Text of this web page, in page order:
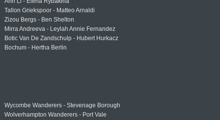
Tallon Griekspoor - Matteo Arnaldi
Zizou Bergs - Ben Shelton
Mirra Andreeva - Leylah Annie Fernandez
Botic Van De Zandschulp - Hubert Hurkacz
Bochum - Hertha Berlin
Wycombe Wanderers - Stevenage Borough
Wolverhampton Wanderers - Port Vale